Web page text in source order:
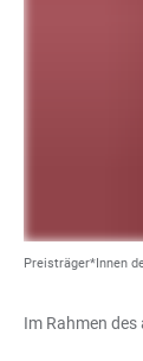
Preisträger*Innen
Im Rahmen